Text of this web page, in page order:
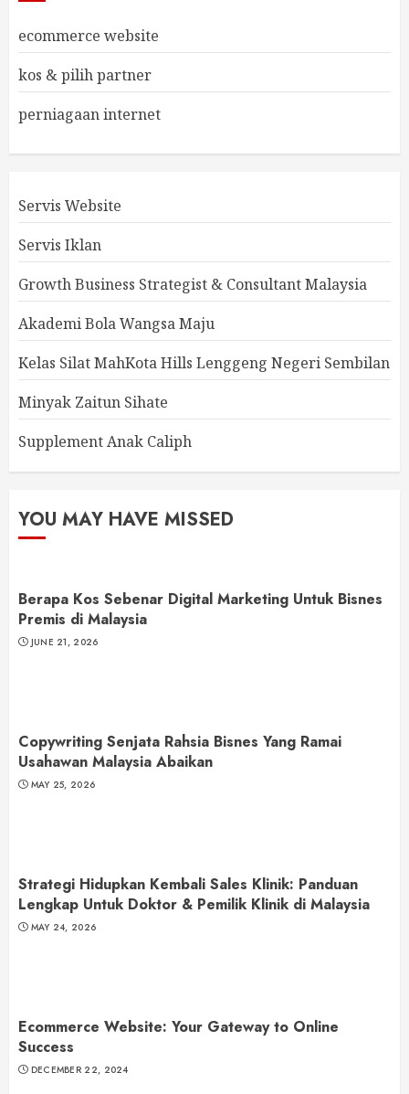
ecommerce website
kos & pilih partner
perniagaan internet
Servis Website
Servis Iklan
Growth Business Strategist & Consultant Malaysia
Akademi Bola Wangsa Maju
Kelas Silat MahKota Hills Lenggeng Negeri Sembilan
Minyak Zaitun Sihate
Supplement Anak Caliph
YOU MAY HAVE MISSED
Berapa Kos Sebenar Digital Marketing Untuk Bisnes
Premis di Malaysia
JUNE 21, 2026
Copywriting Senjata Rahsia Bisnes Yang Ramai
Usahawan Malaysia Abaikan
MAY 25, 2026
Strategi Hidupkan Kembali Sales Klinik: Panduan
Lengkap Untuk Doktor & Pemilik Klinik di Malaysia
MAY 24, 2026
Ecommerce Website: Your Gateway to Online
Success
DECEMBER 22, 2024